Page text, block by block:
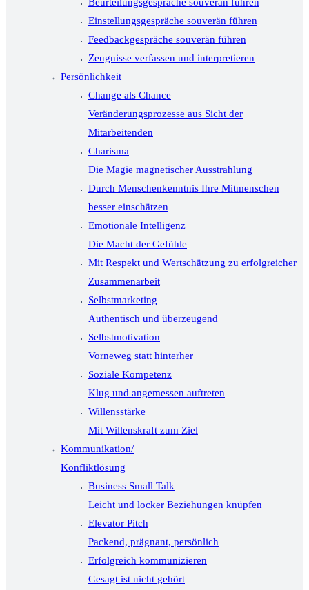
Einstellungsgespräche souverän führen
Feedbackgespräche souverän führen
Zeugnisse verfassen und interpretieren
Persönlichkeit
Change als Chance
Veränderungsprozesse aus Sicht der
Mitarbeitenden
Charisma
Die Magie magnetischer Ausstrahlung
Durch Menschenkenntnis Ihre Mitmenschen
besser einschätzen
Emotionale Intelligenz
Die Macht der Gefühle
Mit Respekt und Wertschätzung zu erfolgreicher
Zusammenarbeit
Selbstmarketing
Authentisch und überzeugend
Selbstmotivation
Vorneweg statt hinterher
Soziale Kompetenz
Klug und angemessen auftreten
Willensstärke
Mit Willenskraft zum Ziel
Kommunikation/
Konfliktlösung
Business Small Talk
Leicht und locker Beziehungen knüpfen
Elevator Pitch
Packend, prägnant, persönlich
Erfolgreich kommunizieren
Gesagt ist nicht gehört